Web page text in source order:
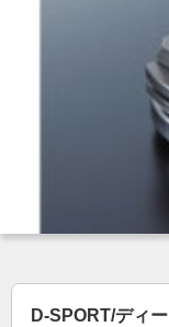
D-SPORT/ディ